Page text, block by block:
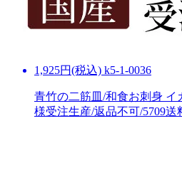
1,925円(税込) k5-1-0036
青竹の二筋皿/和食お刺身
様受注生産/返品不可/5709送